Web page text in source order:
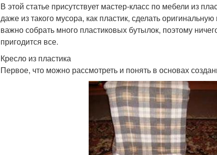
В этой статье присутствует мастер-класс по мебели из
даже из такого мусора, как пластик, сделать
важно собрать много пластиковых бутылок, поэтому
пригодится все.
Кресло из пластика
Первое, что можно рассмотреть и понять в основах